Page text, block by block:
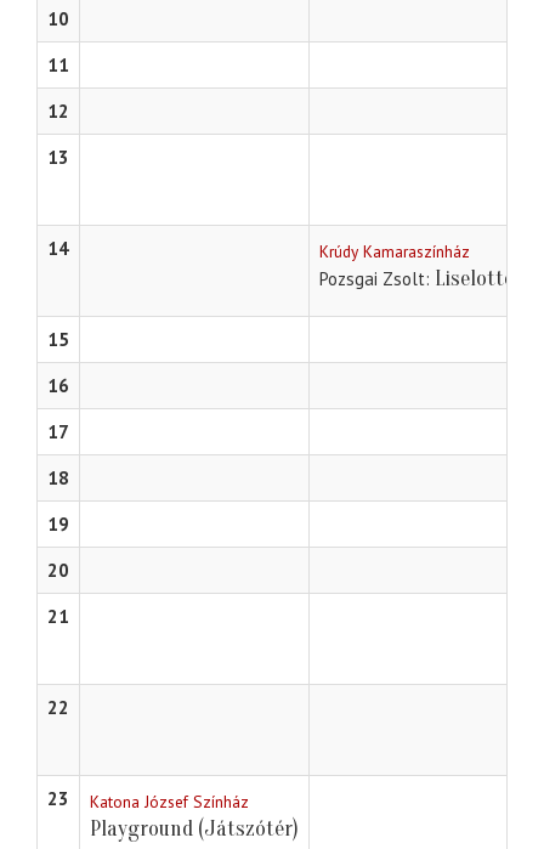
10
11
12
13
14 Krúdy Kamaraszínház
Pozsgai Zsolt Liselotte és
15
16
17
18
19
20
21
22
23 Katona József Színház
Playground (Játszótér)